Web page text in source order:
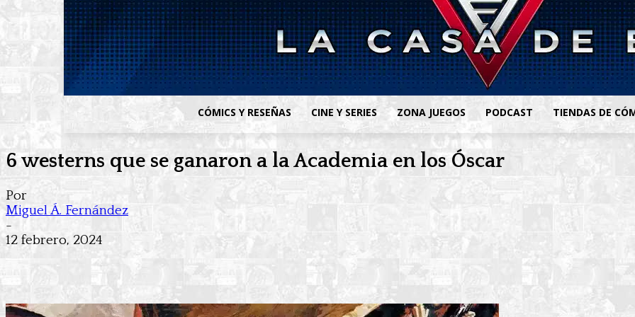
CÓMICS Y RESEÑAS CINE Y SERIES ZONA JUEGOS PODCAST TIENDAS DE
6 westerns que se ganaron a la Academia en los Óscar
Por
Miguel Á. Fernández
-
12 febrero, 2024